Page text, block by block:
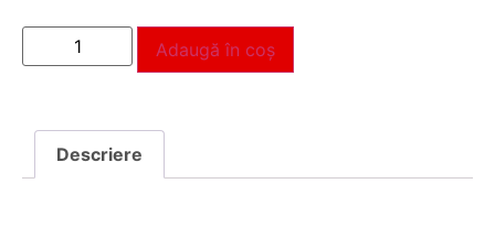
Adaugă în coș
Descriere